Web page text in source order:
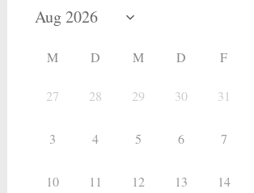
M D M D F
27 28 29 30 31
3 4 5 6 7
10 11 12 13 14